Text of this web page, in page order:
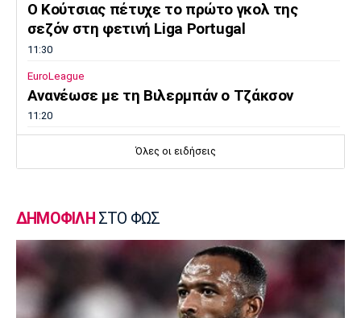
Ο Κούτσιας πέτυχε το πρώτο γκολ της
σεζόν στη φετινή Liga Portugal
11:30
EuroLeague
Ανανέωσε με τη Βιλερμπάν ο Τζάκσον
11:20
Συνεχίζει στην Εστουντιάντες ο Χοακίν
NBA
ΝΒΑ: Έγινε γνωστή η αιτία θανάτου του
11:00
Επικαιρότητα
Όλες οι ειδήσεις
ΔΗΜΟΦΙΛΗ ΣΤΟ ΦΩΣ